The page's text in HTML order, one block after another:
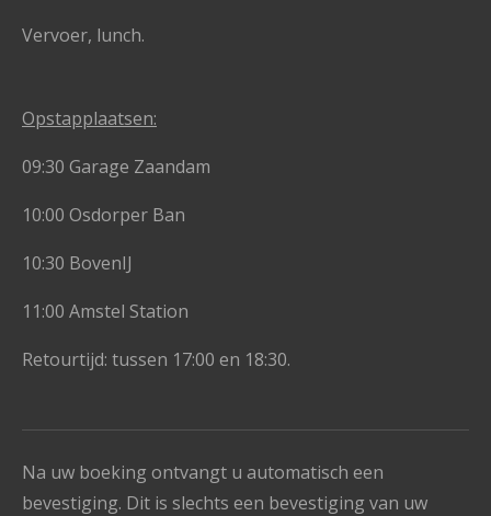
Vervoer, lunch.
Opstapplaatsen:
09:30 Garage Zaandam
10:00 Osdorper Ban
10:30 BovenIJ
11:00 Amstel Station
Retourtijd: tussen 17:00 en 18:30.
Na uw boeking ontvangt u automatisch een
bevestiging. Dit is slechts een bevestiging van uw